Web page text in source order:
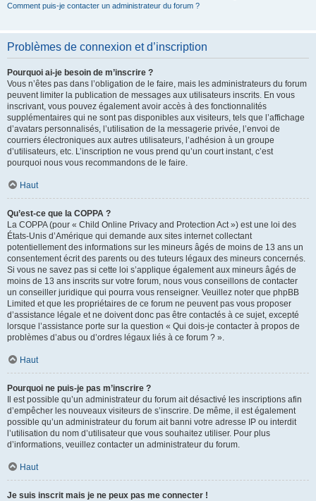
Comment puis-je contacter un administrateur du forum ?
Problèmes de connexion et d’inscription
Pourquoi ai-je besoin de m’inscrire ?
Vous n’êtes pas dans l’obligation de le faire, mais les administrateurs du forum
peuvent limiter la publication de messages aux utilisateurs inscrits. En vous
inscrivant, vous pouvez également avoir accès à des fonctionnalités
supplémentaires qui ne sont pas disponibles aux visiteurs, tels que l’affichage
d’avatars personnalisés, l’utilisation de la messagerie privée, l’envoi de
courriers électroniques aux autres utilisateurs, l’adhésion à un groupe
d’utilisateurs, etc. L’inscription ne vous prend qu’un court instant, c’est
pourquoi nous vous recommandons de le faire.
Haut
Qu’est-ce que la COPPA ?
La COPPA (pour « Child Online Privacy and Protection Act ») est une loi des
États-Unis d’Amérique qui demande aux sites internet collectant
potentiellement des informations sur les mineurs âgés de moins de 13 ans un
consentement écrit des parents ou des tuteurs légaux des mineurs concernés.
Si vous ne savez pas si cette loi s’applique également aux mineurs âgés de
moins de 13 ans inscrits sur votre forum, nous vous conseillons de contacter
un conseiller juridique qui pourra vous renseigner. Veuillez noter que phpBB
Limited et que les propriétaires de ce forum ne peuvent pas vous proposer
d’assistance légale et ne doivent donc pas être contactés à ce sujet, excepté
lorsque l’assistance porte sur la question « Qui dois-je contacter à propos de
problèmes d’abus ou d’ordres légaux liés à ce forum ? ».
Haut
Pourquoi ne puis-je pas m’inscrire ?
Il est possible qu’un administrateur du forum ait désactivé les inscriptions afin
d’empêcher les nouveaux visiteurs de s’inscrire. De même, il est également
possible qu’un administrateur du forum ait banni votre adresse IP ou interdit
l’utilisation du nom d’utilisateur que vous souhaitez utiliser. Pour plus
d’informations, veuillez contacter un administrateur du forum.
Haut
Je suis inscrit mais je ne peux pas me connecter !